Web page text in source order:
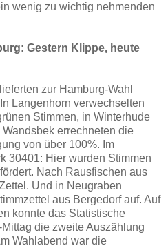
wenig zu wichtig nehmenden
Gestern Klippe, heute
zur Hamburg-Wahl
Langenhorn verwechselten
Stimmen, in Winterhude
errechneten die
von über 100%. Im
30401: Hier wurden Stimmen
Nach Rausfischen aus
Und in Neugraben
aus Bergedorf auf. Auf
konnte das Statistische
die zweite Auszählung
Wahlabend war die